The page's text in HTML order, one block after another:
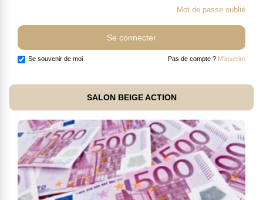
Mot de passe oublié
Se souvenir de moi Pas de compte ? M'inscrire
SALON BEIGE ACTION